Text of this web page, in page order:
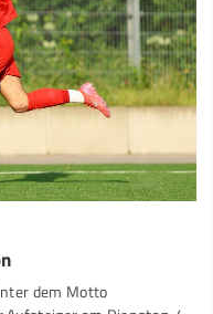
dem Motto